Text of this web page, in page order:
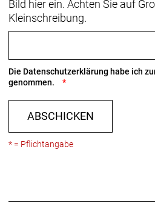
Bild hier ein. Achten Sie auf
Kleinschreibung.
Die Datenschutzerklärung habe ich
genommen.
ABSCHICKEN
* = Pflichtangabe